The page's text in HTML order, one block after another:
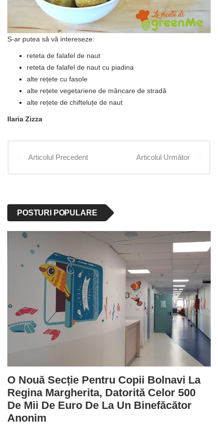
S-ar putea să vă intereseze:
reteta de falafel de naut
reteta de falafel de naut cu piadina
alte rețete cu fasole
alte rețete vegetariene de mâncare de stradă
alte rețete de chifteluțe de naut
Ilaria Zizza
Articolul Precedent Articolul Următor
POSTURI POPULARE
O Nouă Secție Pentru Copii Bolnavi La
Regina Margherita, Datorită Celor 500
De Mii De Euro De La Un Binefăcător
Anonim